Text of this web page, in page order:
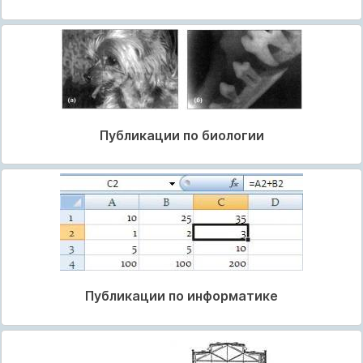
Публикации по биологии
Публикации по информатике